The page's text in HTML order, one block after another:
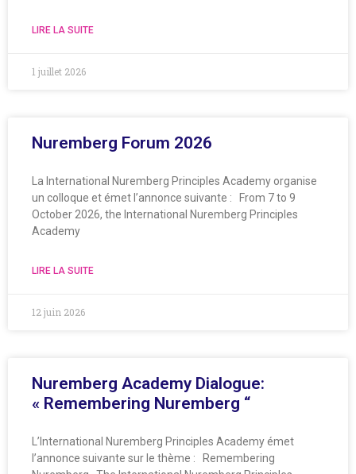
LIRE LA SUITE
1 juillet 2026
Nuremberg Forum 2026
La International Nuremberg Principles Academy organise
un colloque et émet l’annonce suivante : From 7 to 9
October 2026, the International Nuremberg Principles
Academy
LIRE LA SUITE
12 juin 2026
Nuremberg Academy Dialogue:
« Remembering Nuremberg “
L’International Nuremberg Principles Academy émet
l’annonce suivante sur le thème : Remembering